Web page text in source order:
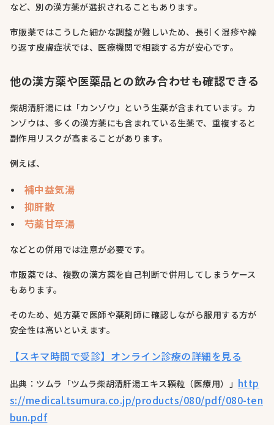
など、別の漢方薬が選択されることもあります。
市販薬ではこうした細かな調整が難しいため、長引く湿疹や繰
り返す皮膚症状では、医療機関で相談する方が安心です。
他の漢方薬や医薬品との飲み合わせも確認できる
柴胡清肝湯には「カンゾウ」という生薬が含まれています。カ
ンゾウは、多くの漢方薬にも含まれている生薬で、重複すると
副作用リスクが高まることがあります。
例えば、
補中益気湯
抑肝散
芍薬甘草湯
などとの併用では注意が必要です。
市販薬では、複数の漢方薬を自己判断で併用してしまうケース
もあります。
そのため、処方薬で医師や薬剤師に確認しながら服用する方が
安全性は高いといえます。
【スキマ時間で受診】オンライン診療の詳細を見る
出典：ツムラ「ツムラ柴胡清肝湯エキス顆粒（医療用）」 http
s://medical.tsumura.co.jp/products/080/pdf/080-ten
bun.pdf